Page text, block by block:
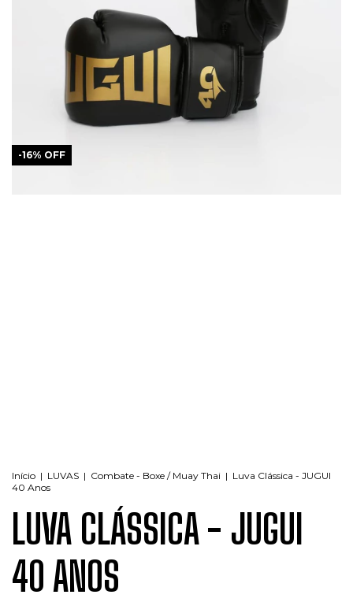
-16% OFF
Início | LUVAS | Combate - Boxe / Muay Thai | Luva Clássica - JUGUI
40 Anos
LUVA CLÁSSICA - JUGUI
40 ANOS